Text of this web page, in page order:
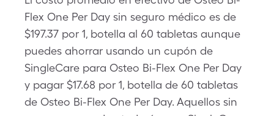
Flex One Per Day sin seguro médico es de
$197.37 por 1, botella al 60 tabletas aunque
puedes ahorrar usando un cupón de
SingleCare para Osteo Bi-Flex One Per Day
y pagar $17.68 por 1, botella de 60 tabletas
de Osteo Bi-Flex One Per Day. Aquellos sin